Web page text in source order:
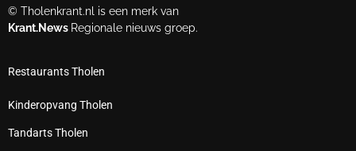
© Tholenkrant.nl is een merk van
Krant.News Regionale nieuws groep.
Restaurants Tholen
Kinderopvang Tholen
Tandarts Tholen